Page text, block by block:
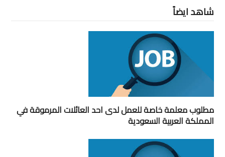
شاهد ايضاً
مطلوب معلمة خاصة للعمل لدى احد العائلات المرموقة في
المملكة العربية السعودية